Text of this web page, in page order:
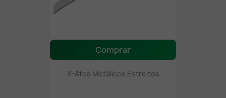
Comprar
X-Atos Metálicos Estreitos